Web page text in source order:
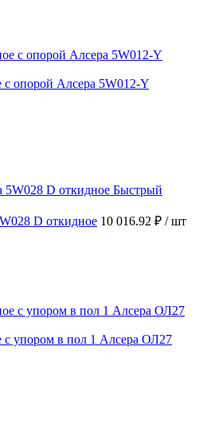
опорой Алсера 5W012-Y
Быстрый
D откидное 10 016.92 ₽ / шт
с упором в пол 1 Алсера ОЛ27